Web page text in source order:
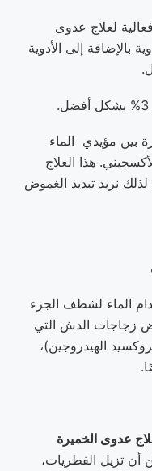
لعلاج عدوى
بالإضافة إلى الأدوية
بين مؤيدي الماء
هذا العلاج
نريد تبديد الغموض
الماء لشطف الجزء
زجاجات الدش التي
الهيدروجين)،
عدوى الخميرة
أن تزيل الفطريات،